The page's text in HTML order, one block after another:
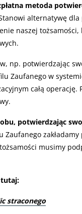
metoda
alternatywę dla
naszej
np. potwierdzając
Zaufanego w
całą operację.
potwierdzając
Zaufanego
musimy
tutaj:
straconego